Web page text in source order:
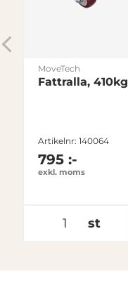
MoveTech
Fattralla, 410kg
Artikelnr: 140064
795 :-
exkl. moms
st